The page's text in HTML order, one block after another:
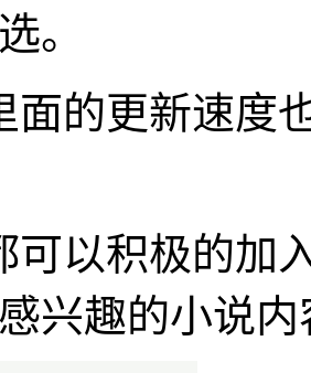
。
面的更新速度
可以积极的加
兴趣的小说内